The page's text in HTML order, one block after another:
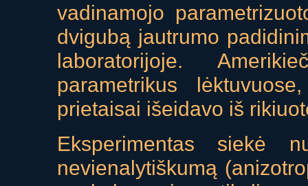
vadinamojo
dvigubą jautrumo
laboratorijoje.
parametrikus
prietaisai išeidavo iš
Eksperimentas siekė
nevienalytiškumą